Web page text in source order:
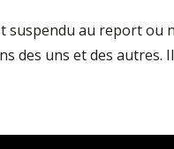
suspendu au report ou
des uns et des autres.